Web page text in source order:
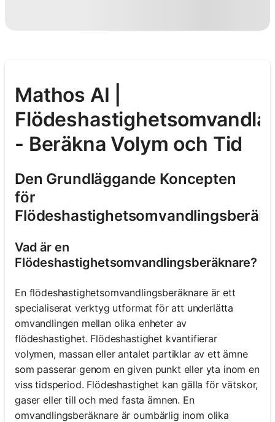
Mathos AI |
- Beräkna Volym och Tid
Den Grundläggande Koncepten
för
Vad är en
Flödeshastighetsomvandlingsberäknare?
En flödeshastighetsomvandlingsberäknare är ett
specialiserat verktyg utformat för att underlätta
omvandlingen mellan olika enheter av
flödeshastighet. Flödeshastighet kvantifierar
volymen, massan eller antalet partiklar av ett ämne
som passerar genom en given punkt eller yta inom en
viss tidsperiod. Flödeshastighet kan gälla för vätskor,
gaser eller till och med fasta ämnen. En
omvandlingsberäknare är oumbärlig inom olika